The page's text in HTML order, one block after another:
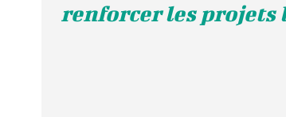
renforcer les projets